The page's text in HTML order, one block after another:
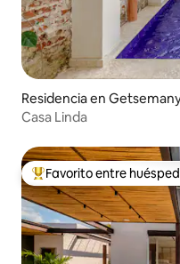
Residencia en
Casa Linda
De los mejores en
Favorito entre